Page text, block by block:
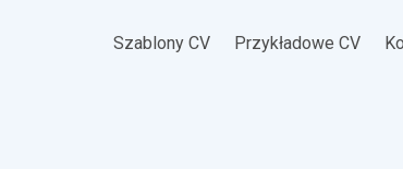
Szablony CV Przykładowe CV